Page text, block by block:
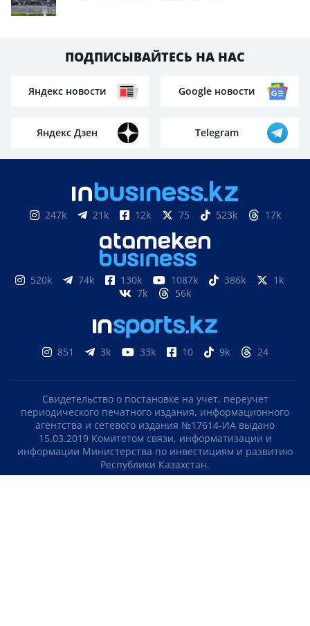
ПОДПИСЫВАЙТЕСЬ НА НАС
Яндекс новости Google новости
Яндекс Дзен Telegram
247k 21k 12k 75 523k 17k
520k 74k 130k 1087k 386k
1k
7k
56k
851 3k 33k 10 9k 24
Свидетельство о постановке на учет, переучет
периодического печатного издания, информационного
агентства и сетевого издания №17614-ИА выдано
15.03.2019 Комитетом связи, информатизации и
информации Министерства по инвестициям и развитию
Республики Казахстан.